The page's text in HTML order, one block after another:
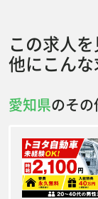
この求人
他にこん
愛知県のその